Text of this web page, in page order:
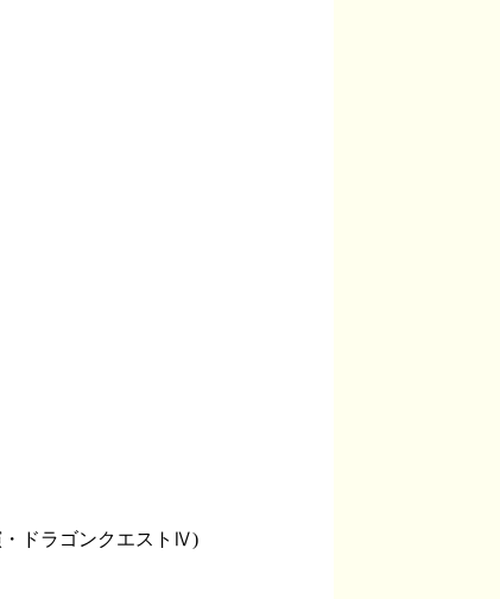
・ドラゴンクエストⅣ)